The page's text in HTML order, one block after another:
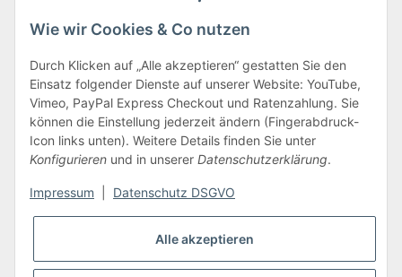
Auftragsabwicklung
Auftragsabwicklung
Wie wir Cookies & Co nutzen
Durch Klicken auf „Alle akzeptieren“ gestatten Sie den
Einsatz folgender Dienste auf unserer Website: YouTube,
Vimeo, PayPal Express Checkout und Ratenzahlung. Sie
können die Einstellung jederzeit ändern (Fingerabdruck-
Icon links unten). Weitere Details finden Sie unter
Konfigurieren und in unserer Datenschutzerklärung.
Impressum Datenschutz DSGVO
Alle akzeptieren